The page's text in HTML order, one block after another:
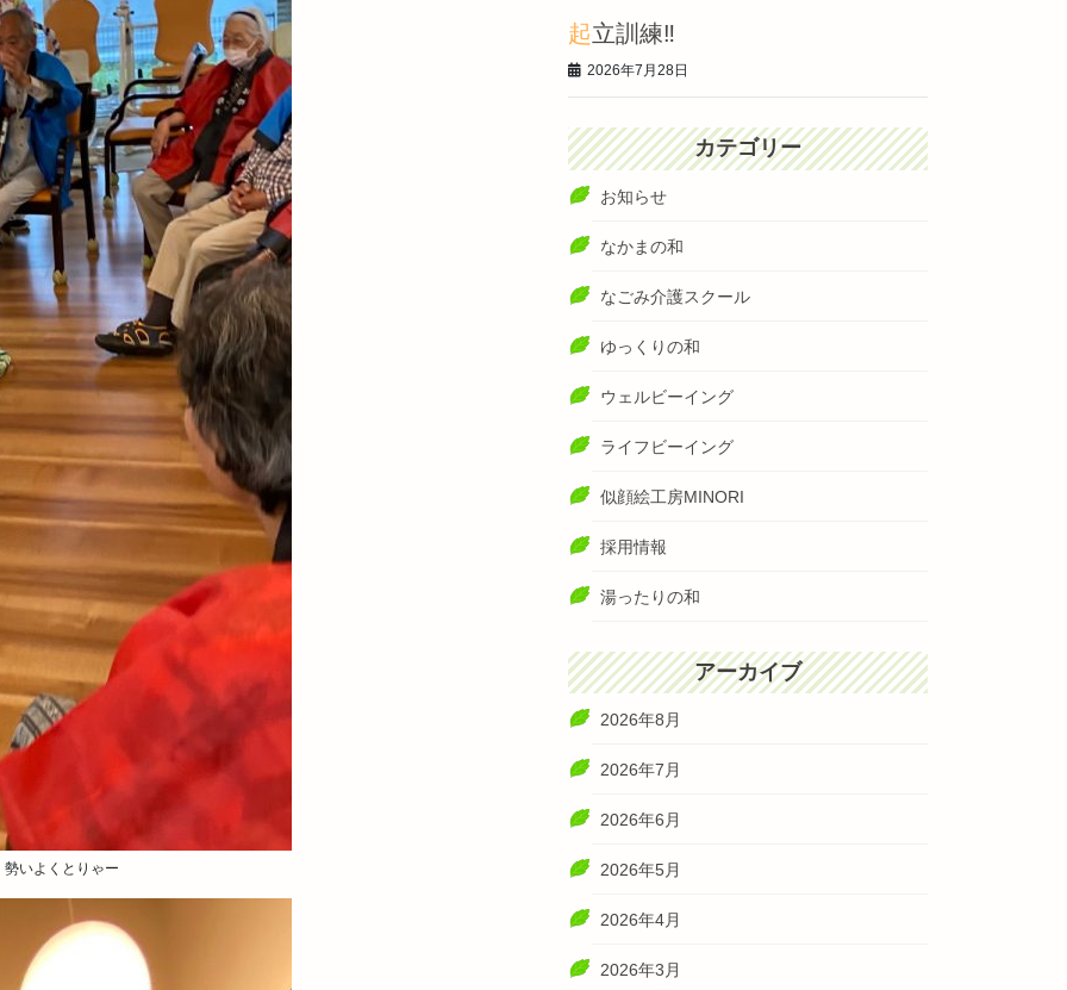
勢いよくとりゃー
起立訓練‼️
2026年7月28日
カテゴリー
お知らせ
なかまの和
なごみ介護スクール
ゆっくりの和
ウェルビーイング
ライフビーイング
似顔絵工房MINORI
採用情報
湯ったりの和
アーカイブ
2026年8月
2026年7月
2026年6月
2026年5月
2026年4月
2026年3月